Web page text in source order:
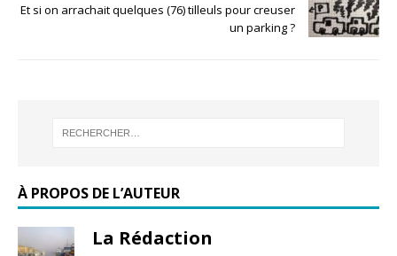
Et si on arrachait quelques (76) tilleuls pour creuser
un parking ?
À PROPOS DE L’AUTEUR
La Rédaction